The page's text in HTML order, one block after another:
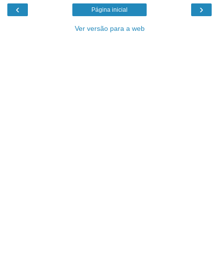
‹ ›
Página inicial
Ver versão para a web